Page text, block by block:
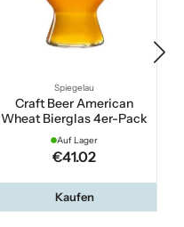
Spiegelau
Craft Beer American
Wheat Bierglas 4er-Pack
Auf Lager
€41.02
Kaufen